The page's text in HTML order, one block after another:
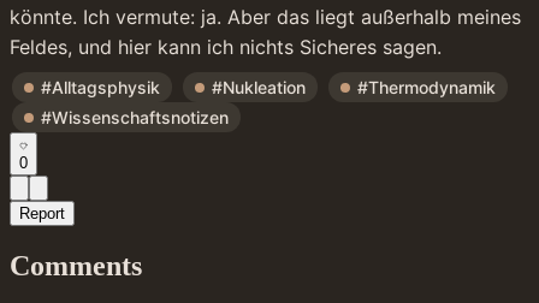
könnte. Ich vermute: ja. Aber das liegt außerhalb meines
Feldes, und hier kann ich nichts Sicheres sagen.
#Alltagsphysik #Nukleation
#Thermodynamik
#Wissenschaftsnotizen
0
Report
Comments